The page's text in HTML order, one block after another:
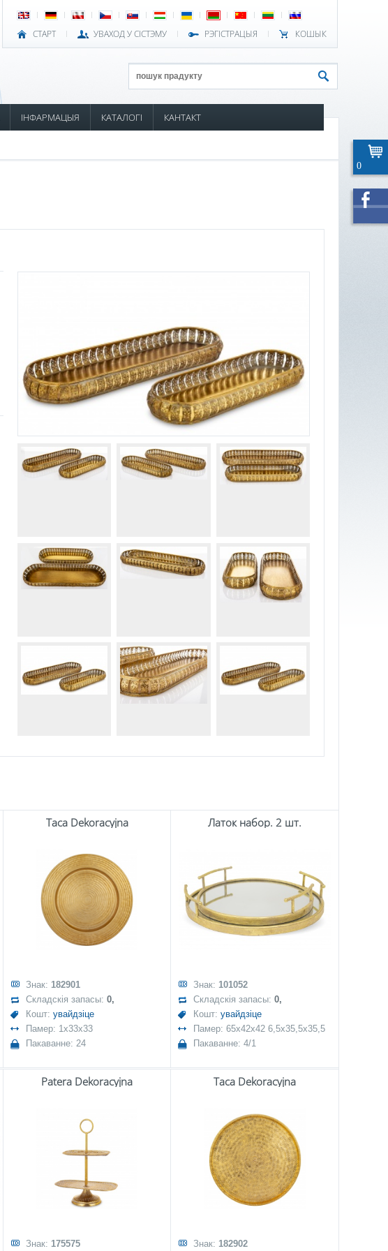
СТАРТ УВАХОД У СІСТЭМУ РЭГІСТРАЦЫЯ КОШЫК
ІНФАРМАЦЫЯ КАТАЛОГІ КАНТАКТ
Taca Dekoracyjna
Знак: 182901
Складскія запасы: 0,
Кошт: увайдзіце
Памер: 1x33x33
Пакаванне: 24
Латок набор. 2 шт.
Знак: 101052
Складскія запасы: 0,
Кошт: увайдзіце
Памер: 65x42x42 6,5x35,5x35,5
Пакаванне: 4/1
Patera Dekoracyjna
Знак: 175575
Taca Dekoracyjna
Знак: 182902
0